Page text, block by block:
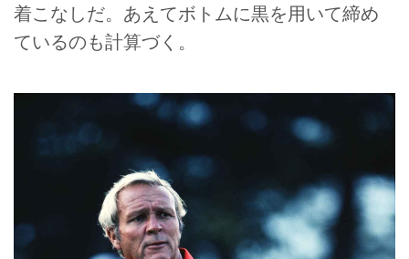
着こなしだ。あえてボトムに黒を用いて締め
ているのも計算づく。